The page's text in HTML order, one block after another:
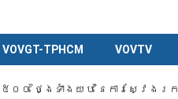
VOVGT-TPHCM VOVTV
៥០០ ថ្ងៃទាំងយប់ នៃការស្វែងរក